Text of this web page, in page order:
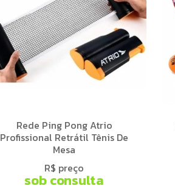
Rede Ping Pong Atrio
Profissional Retrátil Tênis De
Mesa
R$ preço
sob consulta